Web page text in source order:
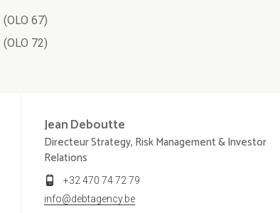
67)
72)
JeanDeboutte
Directeur Strategy, Risk Management & Investor
Relations
+32 470 74 72 79
info@debtagency.be